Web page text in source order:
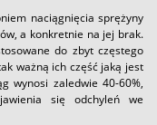
naciągnięcia sprężyny
a konkretnie na jej brak.
do zbyt częstego
ważną ich część jaką jest
wynosi zaledwie 40-60%,
się odchyleń we